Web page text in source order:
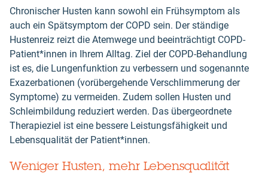
Chronischer Husten kann sowohl ein Frühsymptom als
auch ein Spätsymptom der COPD sein. Der ständige
Hustenreiz reizt die Atemwege und beeinträchtigt COPD-
Patient*innen in Ihrem Alltag. Ziel der COPD-Behandlung
ist es, die Lungenfunktion zu verbessern und sogenannte
Exazerbationen (vorübergehende Verschlimmerung der
Symptome) zu vermeiden. Zudem sollen Husten und
Schleimbildung reduziert werden. Das übergeordnete
Therapieziel ist eine bessere Leistungsfähigkeit und
Lebensqualität der Patient*innen.
Weniger Husten, mehr Lebensqualität